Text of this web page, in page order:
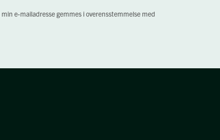
e-mailadresse gemmes i overensstemmelse med